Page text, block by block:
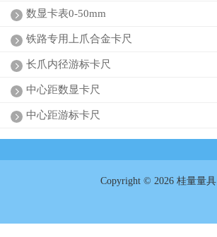
数显卡表0-50mm
铁路专用上爪合金卡尺
长爪内径游标卡尺
中心距数显卡尺
中心距游标卡尺
Copyright © 2026 桂量量具